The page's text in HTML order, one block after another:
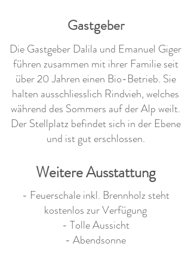
Gastgeber
Die Gastgeber Dalila und Emanuel Giger
führen zusammen mit ihrer Familie seit
über 20 Jahren einen Bio-Betrieb. Sie
halten ausschliesslich Rindvieh, welches
während des Sommers auf der Alp weilt.
Der Stellplatz befindet sich in der Ebene
und ist gut erschlossen.
Weitere Ausstattung
- Feuerschale inkl. Brennholz steht
kostenlos zur Verfügung
- Tolle Aussicht
- Abendsonne